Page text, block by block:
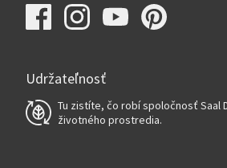
Udržateľnosť
Tu zistíte, čo robí spoločnosť Saal
životného prostredia.